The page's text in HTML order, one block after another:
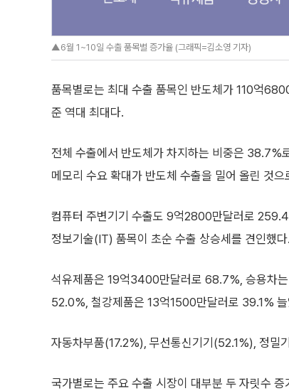
▲6월 1~10일 수출 품목별 증가율 (그래픽=김소영 기자)
품목별로는 최대 수출 품목인 반도체가 110억
준 역대 최대다.
전체 수출에서 반도체가 차지하는 비중은 38.7%
메모리 수요 확대가 반도체 수출을 밀어 올린 것으
컴퓨터 주변기기 수출도 9억2800만달러로
정보기술(IT) 품목이 초순 수출 상승세를 견인했다.
석유제품은 19억3400만달러로 68.7%, 승용차
52.0%, 철강제품은 13억1500만달러로 39.1% 늘
자동차부품(17.2%), 무선통신기기(52.1%), 정
국가별로는 주요 수출 시장이 대부분 두 자릿수